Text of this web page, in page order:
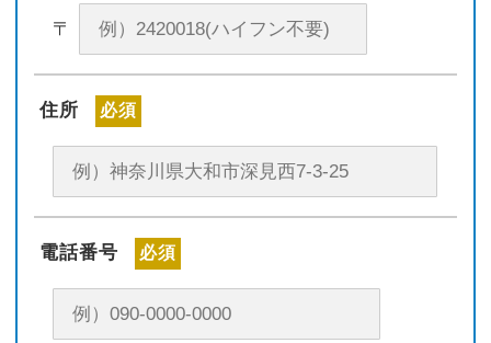
〒
住所 必須
電話番号 必須